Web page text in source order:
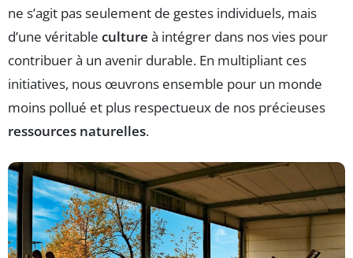
ne s’agit pas seulement de gestes individuels, mais
d’une véritable culture à intégrer dans nos vies pour
contribuer à un avenir durable. En multipliant ces
initiatives, nous œuvrons ensemble pour un monde
moins pollué et plus respectueux de nos précieuses
ressources naturelles.